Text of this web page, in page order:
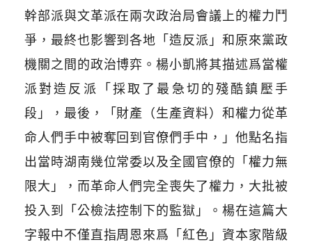
幹部派與文革派在兩次政治局會議上的權力鬥
爭，最終也影響到各地「造反派」和原來黨政
機關之間的政治博弈。楊小凱將其描述爲當權
派對造反派「採取了最急切的殘酷鎮壓手
段」，最後，「財產（生產資料）和權力從革
命人們手中被奪回到官僚們手中，」他點名指
出當時湖南幾位常委以及全國官僚的「權力無
限大」，而革命人們完全喪失了權力，大批被
投入到「公檢法控制下的監獄」。楊在這篇大
字報中不僅直指周恩來爲「紅色」資本家階級